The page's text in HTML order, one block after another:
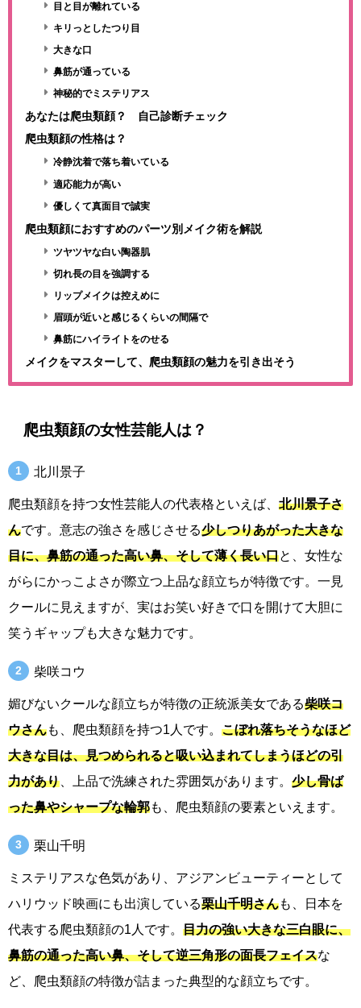
目と目が離れている
キリっとしたつり目
大きな口
鼻筋が通っている
神秘的でミステリアス
あなたは爬虫類顔？ 自己診断チェック
爬虫類顔の性格は？
冷静沈着で落ち着いている
適応能力が高い
優しくて真面目で誠実
爬虫類顔におすすめのパーツ別メイク術を解説
ツヤツヤな白い陶器肌
切れ長の目を強調する
リップメイクは控えめに
眉頭が近いと感じるくらいの間隔で
鼻筋にハイライトをのせる
メイクをマスターして、爬虫類顔の魅力を引き出そう
爬虫類顔の女性芸能人は？
北川景子
爬虫類顔を持つ女性芸能人の代表格といえば、 北川景子さ
んです。意志の強さを感じさせる少しつりあがった大きな
目に、鼻筋の通った高い鼻、そして薄く長い口と、女性な
がらにかっこよさが際立つ上品な顔立ちが特徴です。一見
クールに見えますが、実はお笑い好きで口を開けて大胆に
笑うギャップも大きな魅力です。
柴咲コウ
媚びないクールな顔立ちが特徴の正統派美女である柴咲コ
ウさんも、爬虫類顔を持つ1人です。 こぼれ落ちそうなほど
大きな目は、見つめられると吸い込まれてしまうほどの引
力があり 、上品で洗練された雰囲気があります。 少し骨ば
った鼻やシャープな輪郭も、爬虫類顔の要素といえます。
栗山千明
ミステリアスな色気があり、アジアンビューティーとして
ハリウッド映画にも出演している栗山千明さんも、日本を
代表する爬虫類顔の1人です。 目力の強い大きな三白眼に、
鼻筋の通った高い鼻、そして逆三角形の面長フェイスな
ど、爬虫類顔の特徴が詰まった典型的な顔立ちです。